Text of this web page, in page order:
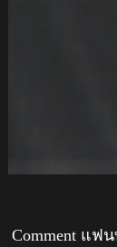
Comment แฟ